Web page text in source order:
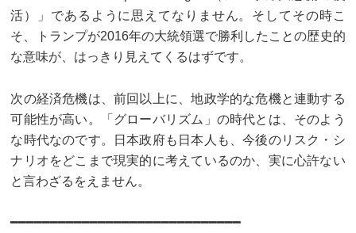
活）」であるように思えてなりません。そしてその時こ
そ、トランプが2016年の大統領選で勝利したことの歴史的
な意味が、はっきり見えてくるはずです。
次の経済危機は、前回以上に、地政学的な危機と連動する
可能性が高い。「グローバリズム」の時代とは、そのよう
な時代なのです。日本政府も日本人も、今後のリスク・シ
ナリオをどこまで現実的に考えているのか、実に心許ない
と言わざるをえません。
━━━━━━━━━━━━━━━━━━━━━━━━━━━━━